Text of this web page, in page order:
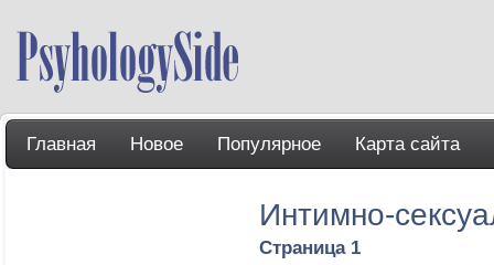
Главная Новое Популярное Карта сайта
Интимно-
Страница 1